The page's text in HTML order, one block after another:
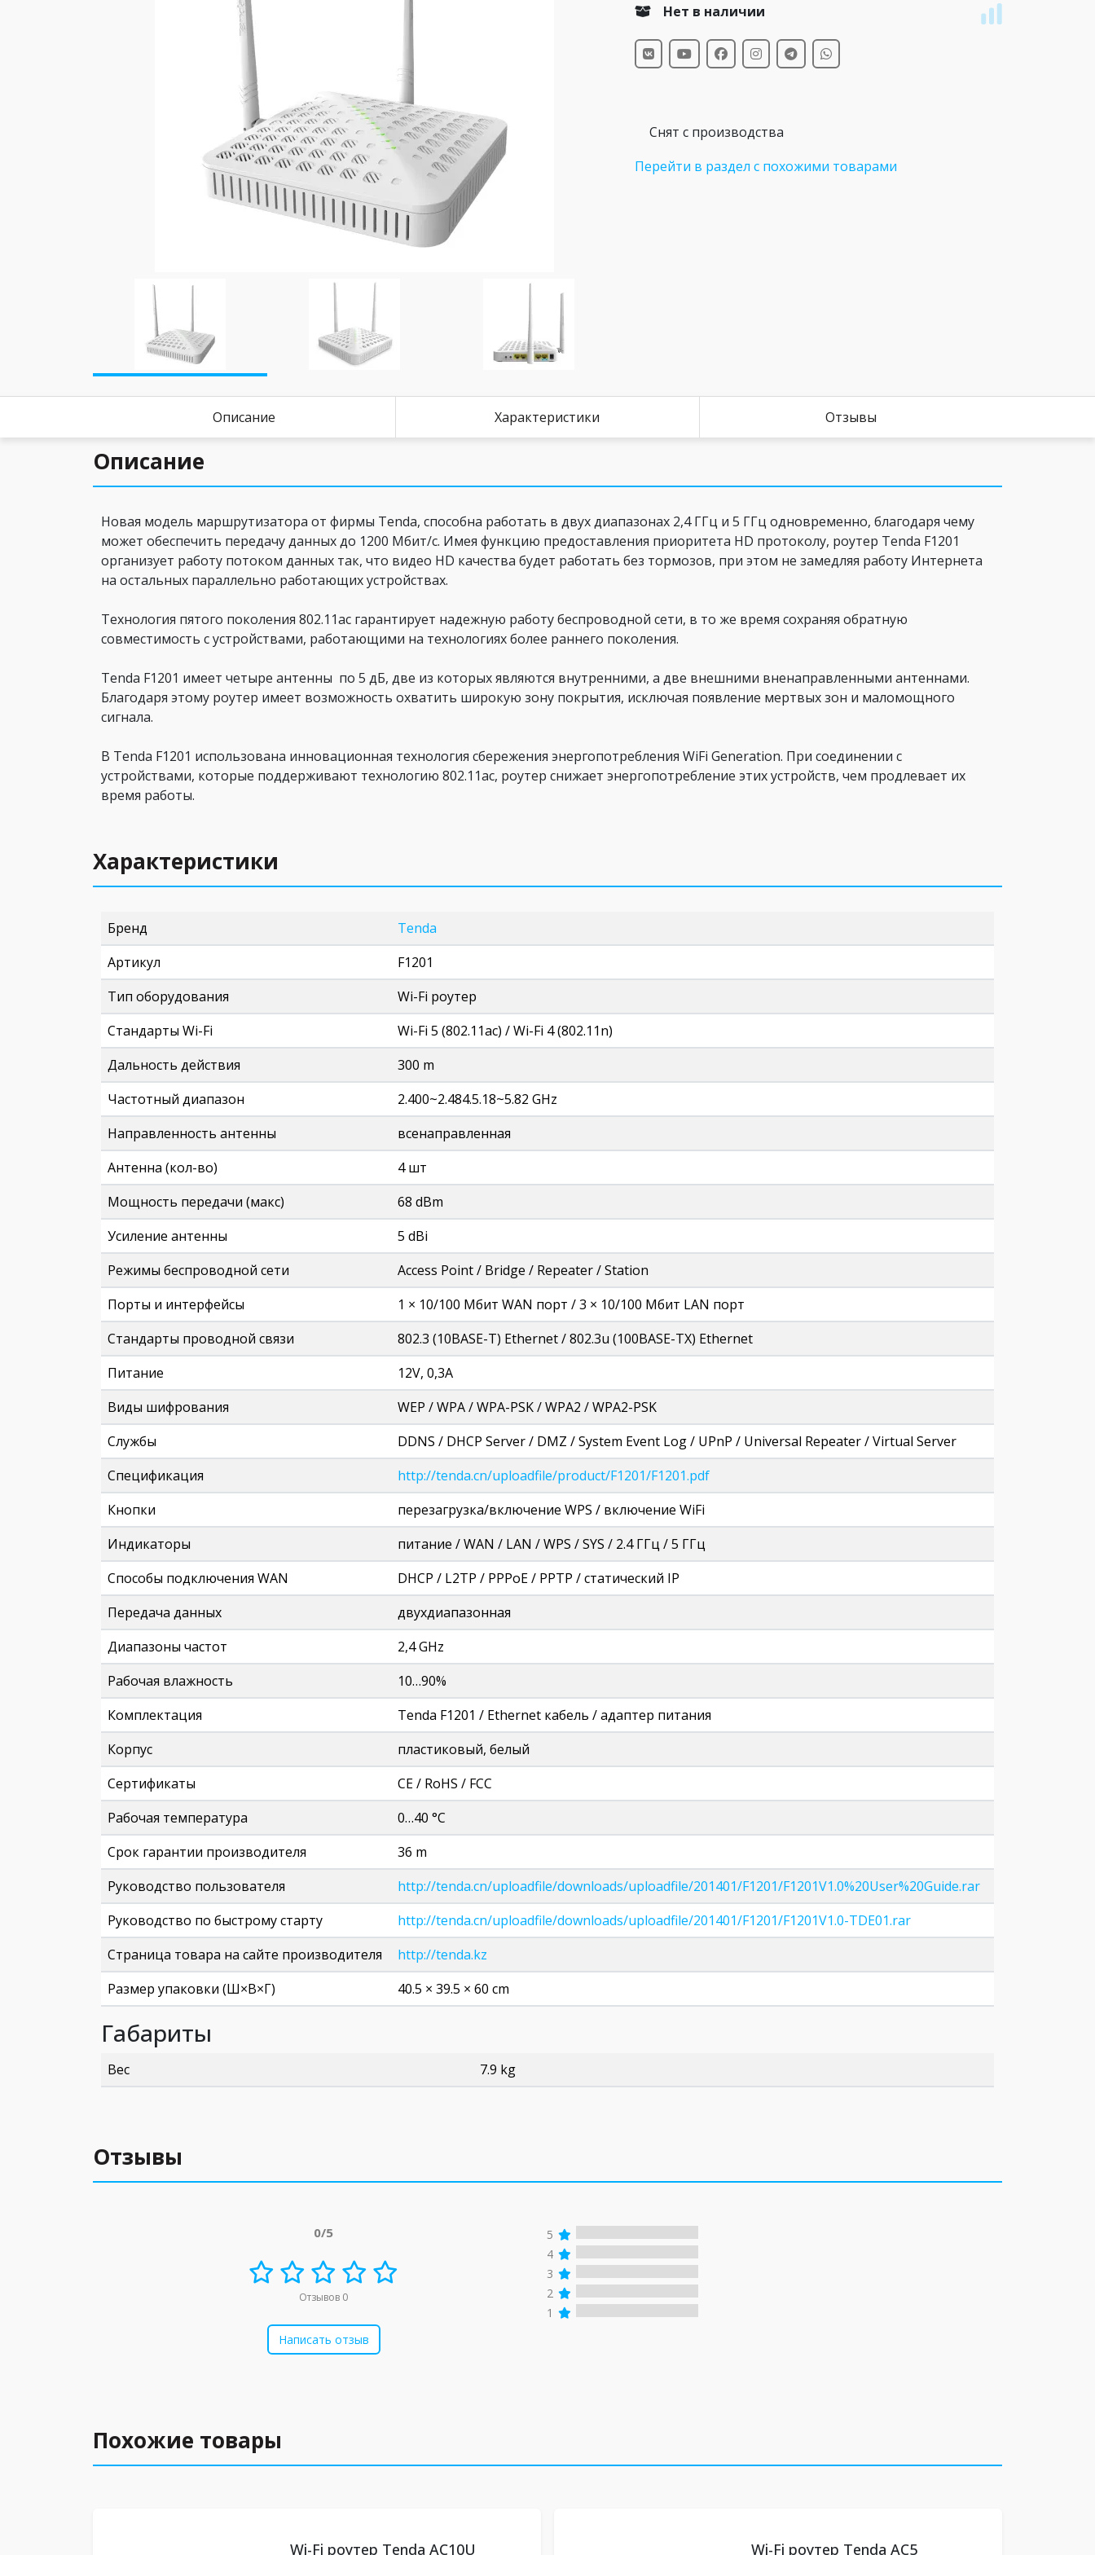
Нет в наличии
Снят с производства
Перейти в раздел с похожими товарами
Описание Характеристики Отзывы
Описание
Новая модель маршрутизатора от фирмы Tenda, способна работать в двух диапазонах 2,4 ГГц и 5 ГГц одновременно, благодаря чему
может обеспечить передачу данных до 1200 Мбит/с. Имея функцию предоставления приоритета HD протоколу, роутер Tenda F1201
организует работу потоком данных так, что видео HD качества будет работать без тормозов, при этом не замедляя работу Интернета
на остальных параллельно работающих устройствах.
Технология пятого поколения 802.11ac гарантирует надежную работу беспроводной сети, в то же время сохраняя обратную
совместимость с устройствами, работающими на технологиях более раннего поколения.
Tenda F1201 имеет четыре антенны по 5 дБ, две из которых являются внутренними, а две внешними вненаправленными антеннами.
Благодаря этому роутер имеет возможность охватить широкую зону покрытия, исключая появление мертвых зон и маломощного
сигнала.
В Tenda F1201 использована инновационная технология сбережения энергопотребления WiFi Generation. При соединении с
устройствами, которые поддерживают технологию 802.11ac, роутер снижает энергопотребление этих устройств, чем продлевает их
время работы.
Характеристики
Бренд
Tenda
Артикул
F1201
Тип оборудования
Wi-Fi роутер
Стандарты Wi-Fi
Wi-Fi 5 (802.11ac) / Wi-Fi 4 (802.11n)
Дальность действия
300 m
Частотный диапазон
2.400~2.484.5.18~5.82 GHz
Направленность антенны
всенаправленная
Антенна (кол-во)
4 шт
Мощность передачи (макс)
68 dBm
Усиление антенны
5 dBi
Режимы беспроводной сети
Access Point / Bridge / Repeater / Station
Порты и интерфейсы
1 × 10/100 Мбит WAN порт / 3 × 10/100 Мбит LAN порт
Стандарты проводной связи
802.3 (10BASE-T) Ethernet / 802.3u (100BASE-TX) Ethernet
Питание
12V, 0,3A
Виды шифрования
WEP / WPA / WPA-PSK / WPA2 / WPA2-PSK
Службы
DDNS / DHCP Server / DMZ / System Event Log / UPnP / Universal Repeater / Virtual Server
Спецификация
http://tenda.cn/uploadfile/product/F1201/F1201.pdf
Кнопки
перезагрузка/включение WPS / включение WiFi
Индикаторы
питание / WAN / LAN / WPS / SYS / 2.4 ГГц / 5 ГГц
Способы подключения WAN
DHCP / L2TP / PPPoE / PPTP / статический IP
Передача данных
двухдиапазонная
Диапазоны частот
2,4 GHz
Рабочая влажность
10…90%
Комплектация
Tenda F1201 / Ethernet кабель / адаптер питания
Корпус
пластиковый, белый
Сертификаты
CE / RoHS / FCC
Рабочая температура
0…40 °C
Срок гарантии производителя
36 m
Руководство пользователя
http://tenda.cn/uploadfile/downloads/uploadfile/201401/F1201/F1201V1.0%20User%20Guide.rar
Руководство по быстрому старту
http://tenda.cn/uploadfile/downloads/uploadfile/201401/F1201/F1201V1.0-TDE01.rar
Страница товара на сайте производителя
http://tenda.kz
Размер упаковки (Ш×В×Г)
40.5 × 39.5 × 60 cm
Габариты
Вес 7.9 kg
Отзывы
0/5
Отзывов 0
Написать отзыв
5
4
3
2
1
Похожие товары
Wi-Fi роутер Tenda AC10U Wi-Fi роутер Tenda AC5